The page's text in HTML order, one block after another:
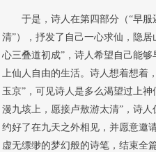
于是，诗人在第四部分（“早
清”），抒发了自己一心求仙，隐
心三叠道初成”，诗人希望自己能
上仙人自由的生活。诗人想着想着
玉京”，可见诗人是多么渴望过上
漫九垓上，愿接卢敖游太清”，诗
约好了在九天之外相见，并愿意邀
虚无缥缈的梦幻般的诗笔，结束全